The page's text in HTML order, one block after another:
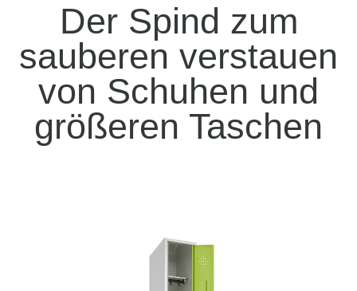
Der Spind zum
sauberen verstauen
von Schuhen und
größeren Taschen